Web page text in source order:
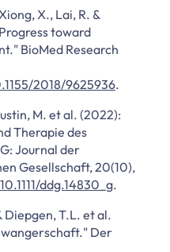
X., Lai, R. &
toward
BioMed Research
2018/9625936.
M. et al. (2022):
Therapie des
Journal der
Gesellschaft, 20(10),
ddg.14830_g.
Diepgen, T.L. et al.
Der